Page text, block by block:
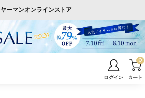
ヤーマンオンラインストア
ログイン カート
0